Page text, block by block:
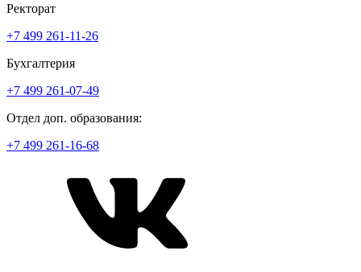
Ректорат
+7 499 261-11-26
Бухгалтерия
+7 499 261-07-49
Отдел доп. образования:
+7 499 261-16-68